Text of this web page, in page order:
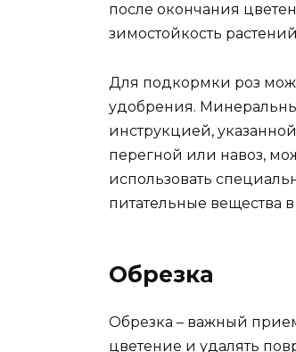
после окончания
зимостойкость
Для подкормки роз
удобрения.
инструкцией,
перегной или навоз,
использовать
питательные вещества
Обрезка
Обрезка – важный
цветение и удалять